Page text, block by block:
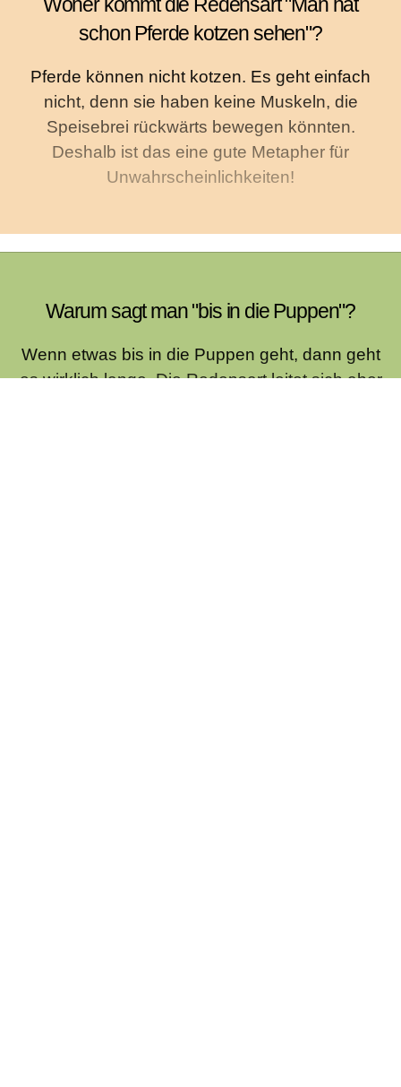
Woher kommt die Redensart "Man hat
schon Pferde kotzen sehen"?
Pferde können nicht kotzen. Es geht einfach
nicht, denn sie haben keine Muskeln, die
Speisebrei rückwärts bewegen könnten.
Deshalb ist das eine gute Metapher für
Unwahrscheinlichkeiten!
Warum sagt man "bis in die Puppen"?
Wenn etwas bis in die Puppen geht, dann geht
es wirklich lange. Die Redensart leitet sich aber